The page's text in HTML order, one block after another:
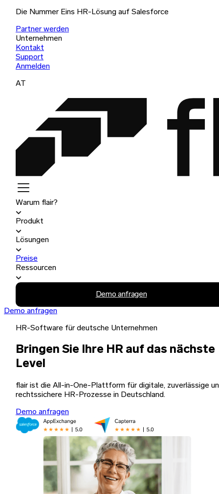
Die Nummer Eins HR-Lösung auf Salesforce
Partner werden
Unternehmen
Kontakt
Support
Anmelden
AT
Warum flair?
Produkt
Lösungen
Preise
Ressourcen
Demo anfragen
Demo anfragen
HR-Software für deutsche Unternehmen
Bringen Sie Ihre HR auf das nächste
Level
flair ist die All-in-One-Plattform für digitale, zuverlässige
rechtssichere HR-Prozesse in Deutschland.
Demo anfragen